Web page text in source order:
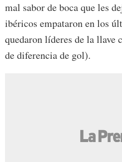
mal sabor de boca que les
ibéricos empataron en los
quedaron líderes de la llave
de diferencia de gol).